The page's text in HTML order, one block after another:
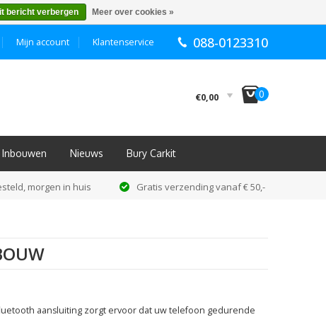
088-0123310
Klantenservice
Mijn account
€0,00 I0
Nieuws Bury Carkit
morgen in huis Gratis verzending vanaf € 50,-
aansluiting zorgt ervoor dat uw telefoon gedurende
bericht verbergen Meer over cookies »